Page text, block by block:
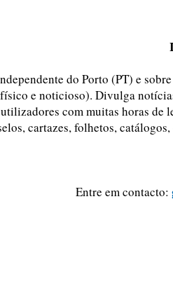
do Porto (PT) e
e noticioso). Divulga
com muitas horas de
cartazes, folhetos,
Entre em contacto: